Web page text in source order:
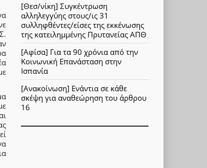
[Θεσ/νίκη] Συγκέντρωση
αλληλεγγύης στους/ις 31
συλληφθέντες/είσες της εκκένωσης
της κατειλημμένης Πρυτανείας ΑΠΘ
[Αφίσα] Για τα 90 χρόνια από την
Κοινωνική Επανάσταση στην
Ισπανία
[Ανακοίνωση] Ενάντια σε κάθε
σκέψη για αναθεώρηση του άρθρου
16